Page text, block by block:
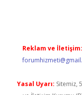
Reklam ve İletişim:
Yasal Uyarı: Sitemiz,